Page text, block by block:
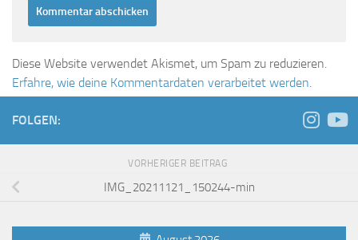
Diese Website verwendet Akismet, um Spam zu reduzieren.
Erfahre, wie deine Kommentardaten verarbeitet werden.
FOLGEN:
VORHERIGER BEITRAG
IMG_20211121_150244-min